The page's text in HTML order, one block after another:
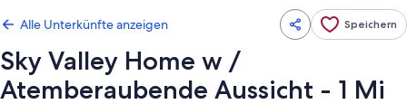
Alle Unterkünfte anzeigen Speichern
Sky Valley Home w /
Atemberaubende Aussicht - 1 Mi